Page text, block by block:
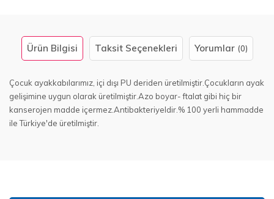
Ürün Bilgisi Taksit Seçenekleri Yorumlar (0)
Çocuk ayakkabılarımız, içi dışı PU deriden üretilmiştir.Çocukların ayak
gelişimine uygun olarak üretilmiştir.Azo boyar- ftalat gibi hiç bir
kanserojen madde içermez.Antibakteriyeldir.% 100 yerli hammadde
ile Türkiye'de üretilmiştir.